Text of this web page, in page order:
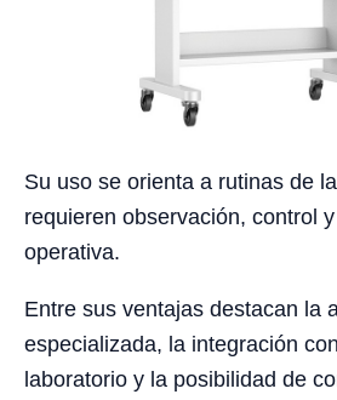
Su uso se orienta a rutinas de
requieren observación, control
operativa.
Entre sus ventajas destacan la
especializada, la integración
laboratorio y la posibilidad de